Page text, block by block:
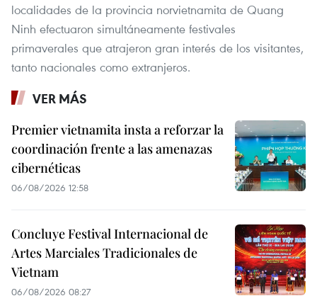
localidades de la provincia norvietnamita de Quang
Ninh efectuaron simultáneamente festivales
primaverales que atrajeron gran interés de los visitantes,
tanto nacionales como extranjeros.
VER MÁS
Premier vietnamita insta a reforzar la
coordinación frente a las amenazas
cibernéticas
06/08/2026 12:58
Concluye Festival Internacional de
Artes Marciales Tradicionales de
Vietnam
06/08/2026 08:27